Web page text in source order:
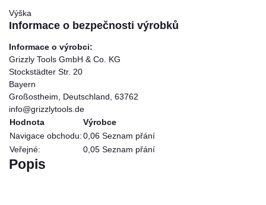
Výška
Informace o bezpečnosti výrobků
Informace o výrobci:
Grizzly Tools GmbH & Co. KG
Stockstädter Str. 20
Bayern
Großostheim, Deutschland, 63762
info@grizzlytools.de
Hodnota
Výrobce
Navigace obchodu:0,06 Seznam přání
Veřejné:
0,05 Seznam přání
Popis